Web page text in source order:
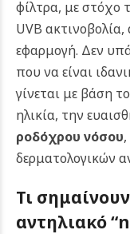
φίλτρα, με στόχο
UVB
εφαρμογή. Δεν
που να είναι
γίνεται με βάση
ηλικία, την
ροδόχρου νόσου,
δερματολογικών
Τι
αντηλιακό